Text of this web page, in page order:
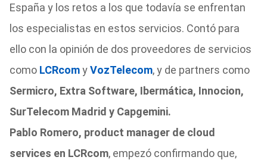
España y los retos a los que todavía se enfrentan
los especialistas en estos servicios. Contó para
ello con la opinión de dos proveedores de servicios
como LCRcomyVozTelecom, y de partners como
Sermicro, Extra Software, Ibermática, Innocion,
SurTelecom Madrid y Capgemini.
Pablo Romero, product manager de cloud
services en LCRcom, empezó confirmando que,